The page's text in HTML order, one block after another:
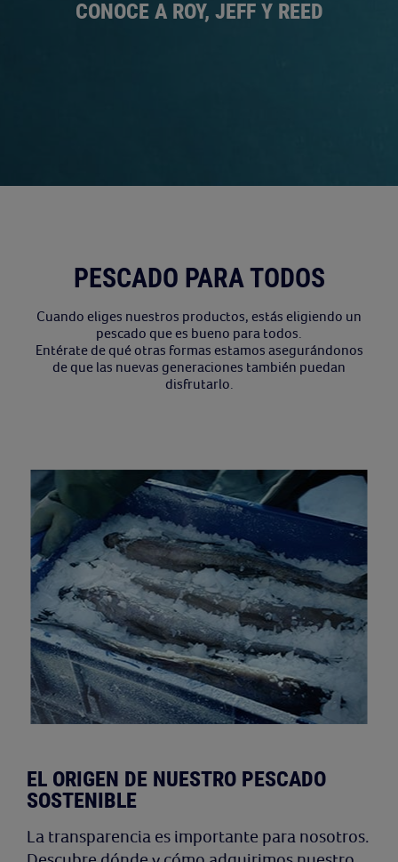
CONOCE A ROY, JEFF Y REED
PESCADO PARA TODOS
Cuando eliges nuestros productos, estás eligiendo un
pescado que es bueno para todos.
Entérate de qué otras formas estamos asegurándonos
de que las nuevas generaciones también puedan
disfrutarlo.
EL ORIGEN DE NUESTRO PESCADO
SOSTENIBLE
La transparencia es importante para nosotros.